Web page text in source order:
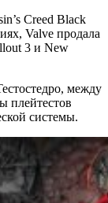
Creed Black
Valve продала
3 и New
между
плейтестов
системы.